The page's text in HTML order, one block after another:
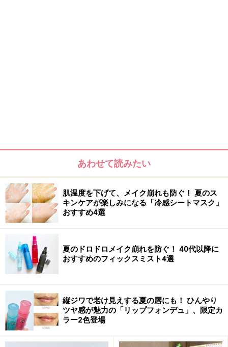
10.【ファンデーション】SUQQU ヌード ウェア リクイド
11.【ドリンク】ポーラグランチャージ キレイの酵素
12.【サプリメント】スピック リポカプセル ビタミンC
あわせて読みたい
肌温度を下げて、メイク崩れも防ぐ！ 夏のス
キンケアが楽しみになる「冷感シートマスク」
おすすめ4選
夏のドロドロメイク崩れを防ぐ！ 40代以降に
おすすめのフィックスミスト4選
縦ジワで老け見えする夏の唇にも！ ひんやり
ツヤ感が魅力の「リップフォンデュ」、限定カ
ラー2色登場